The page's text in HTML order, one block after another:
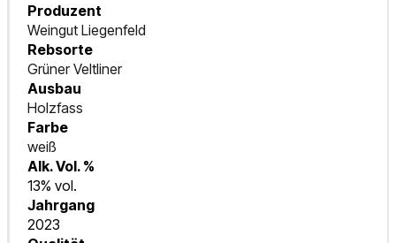
Produzent
Weingut Liegenfeld
Rebsorte
Grüner Veltliner
Ausbau
Holzfass
Farbe
weiß
Alk. Vol. %
13% vol.
Jahrgang
2023